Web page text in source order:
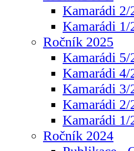
Kamarádi 2/
Kamarádi 1/
Ročník 2025
Kamarádi 5/
Kamarádi 4/
Kamarádi 3/
Kamarádi 2/
Kamarádi 1/
Ročník 2024